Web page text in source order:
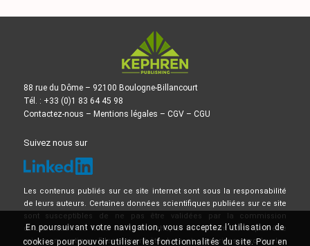
88 rue du Dôme – 92100 Boulogne-Billancourt
Tél. : +33 (0)1 83 64 45 98
Contactez-nous – Mentions légales – CGV– CGU
Suivez nous sur
Les contenus publiés sur ce site internet sont sous la responsabilité
de leurs auteurs. Certaines données scientifiques publiées sur ce site
sont susceptibles de ne pas être validées par la commission
d’Autorisation de Mise sur le Marché, et ne doivent donc pas être
mises en pratique. Elles doivent être lues et comprises avec le plus
En poursuivant votre navigation, vous acceptez l’utilisation de
cookies pour pouvoir utiliser les fonctionnalités du site. Pour en